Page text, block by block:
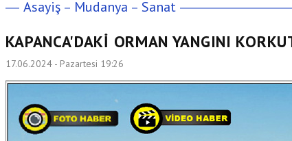
Asayiş Mudanya Sanat
KAPANCA'DAKİ ORMAN YANGINI
17.06.2024 - Pazartesi 19:26